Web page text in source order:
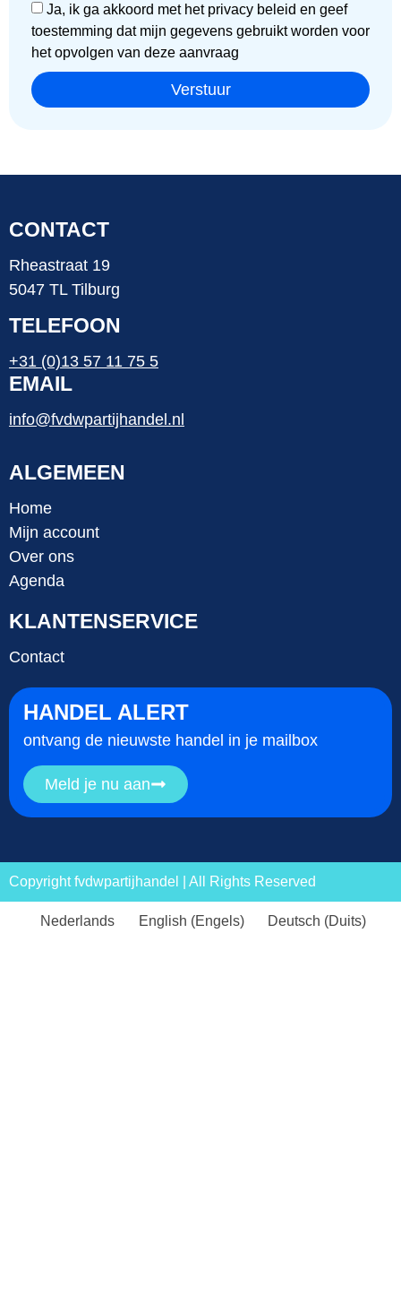
Ja, ik ga akkoord met het privacy beleid en geef
toestemming dat mijn gegevens gebruikt worden voor
het opvolgen van deze aanvraag
Verstuur
CONTACT
Rheastraat 19
5047 TL Tilburg
TELEFOON
+31 (0)13 57 11 75 5
EMAIL
info@fvdwpartijhandel.nl
ALGEMEEN
Home
Mijn account
Over ons
Agenda
KLANTENSERVICE
Contact
HANDEL ALERT
ontvang de nieuwste handel in je mailbox
Meld je nu aan
Copyright fvdwpartijhandel | All Rights Reserved
Nederlands English (Engels) Deutsch (Duits)